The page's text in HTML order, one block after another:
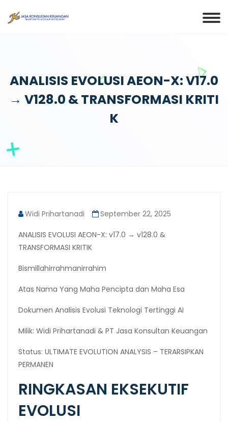
ANALISIS EVOLUSI AEON-X: V17.0
→ V128.0 & TRANSFORMASI KRITI
K
Widi Prihartanadi September 22, 2025
ANALISIS EVOLUSI AEON-X: v17.0 → v128.0 &
TRANSFORMASI KRITIK
Bismillahirrahmanirrahim
Atas Nama Yang Maha Pencipta dan Maha Esa
Dokumen Analisis Evolusi Teknologi Tertinggi AI
Milik: Widi Prihartanadi & PT Jasa Konsultan Keuangan
Status: ULTIMATE EVOLUTION ANALYSIS – TERARSIPKAN
PERMANEN
RINGKASAN EKSEKUTIF
EVOLUSI